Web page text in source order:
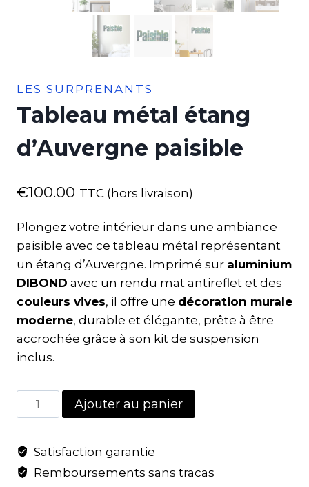
LES SURPRENANTS
Tableau métal étang
d’Auvergne paisible
€100.00 TTC (hors livraison)
Plongez votre intérieur dans une ambiance
paisible avec ce tableau métal représentant
un étang d’Auvergne. Imprimé sur aluminium
DIBOND avec un rendu mat antireflet et des
couleurs vives, il offre une décoration murale
moderne, durable et élégante, prête à être
accrochée grâce à son kit de suspension
inclus.
Ajouter au panier
Satisfaction garantie
Remboursements sans tracas